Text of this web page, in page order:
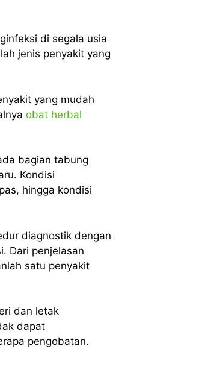
di segala usia
jenis penyakit yang
yang mudah
obat herbal
bagian tabung
Kondisi
hingga kondisi
diagnostik dengan
Dari penjelasan
satu penyakit
dan letak
dapat
pengobatan.